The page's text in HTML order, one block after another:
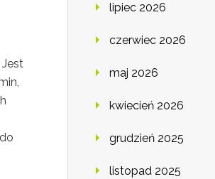
lipiec 2026
czerwiec 2026
maj 2026
kwiecień 2026
grudzień 2025
listopad 2025